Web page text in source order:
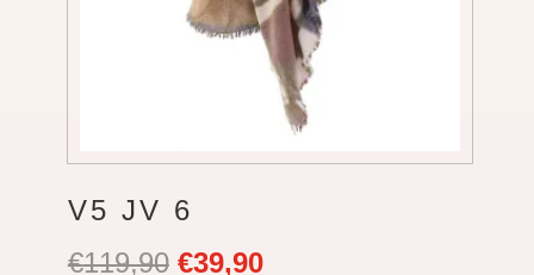
V5 JV 6
€119,90 Ursprünglicher
€39,90Aktueller